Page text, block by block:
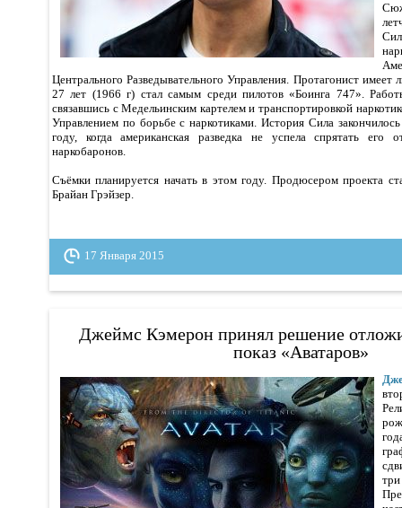
Центрального Разведывательного Управления. Протагонист имеет
27 лет (1966 г) стал самым среди пилотов «Боинга 747».
связавшись с Медельинским картелем и транспортировкой
Управлением по борьбе с наркотиками. История Сила
году, когда американская разведка не успела спрятать его
наркобаронов.
Съёмки планируется начать в этом году. Продюсером проекта
Брайан Грэйзер.
17 Января 2015
Джеймс Кэмерон принял решение
показ «Аватаров»